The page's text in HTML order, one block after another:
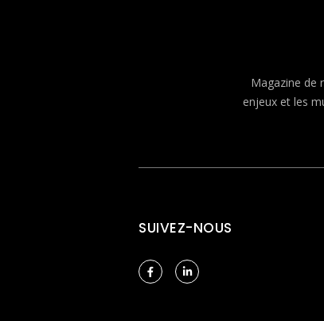
Magazine de
enjeux et les
SUIVEZ-NOUS